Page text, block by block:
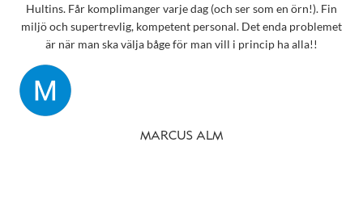
Hultins. Får komplimanger varje dag (och ser som en örn!). Fin
miljö och supertrevlig, kompetent personal. Det enda problemet
är när man ska välja båge för man vill i princip ha alla!!
MARCUS ALM